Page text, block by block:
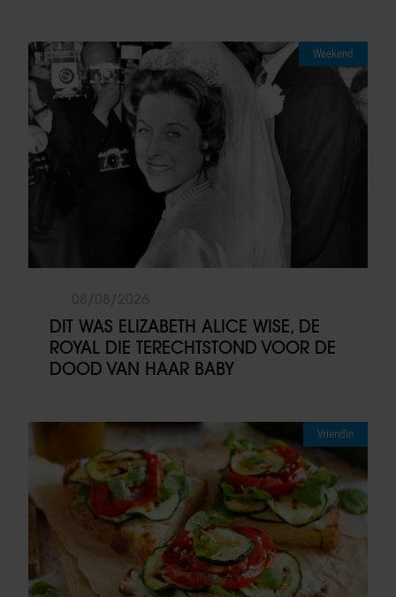
Weekend
DIT WAS ELIZABETH ALICE WISE, DE
ROYAL DIE TERECHTSTOND VOOR DE
DOOD VAN HAAR BABY
Vriendin